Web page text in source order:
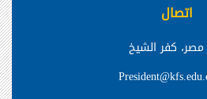
اتصال
كفر الشيخ